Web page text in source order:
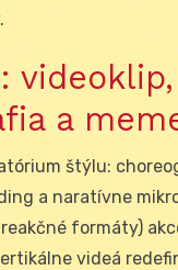
videoklip,
a
štýlu:
a naratívne
formáty)
videá